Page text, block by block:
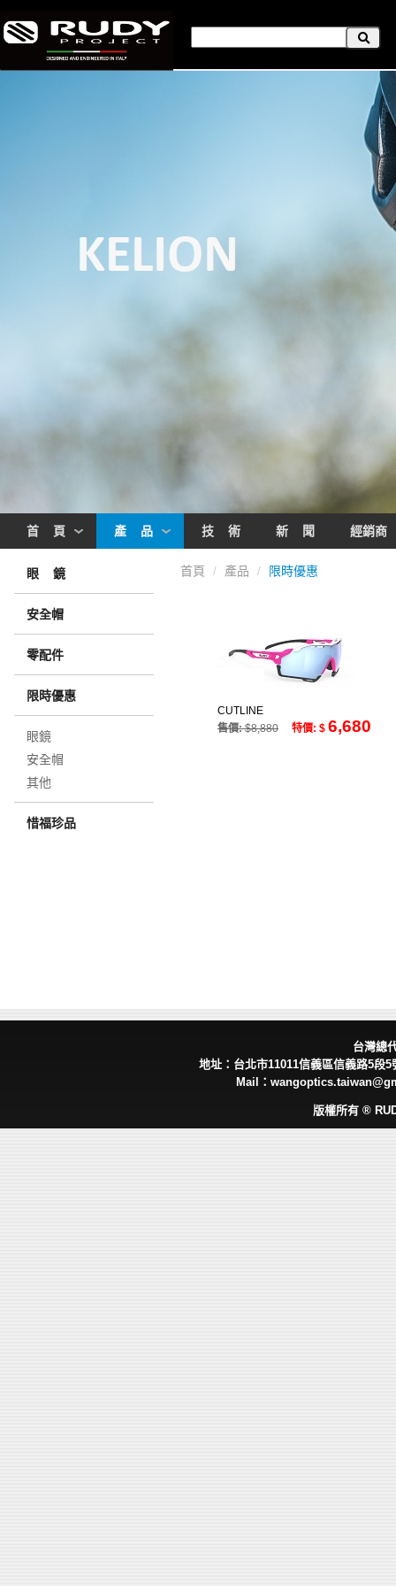
首 頁 產 品 技 術 新 聞 經銷商
眼 鏡
安全帽
零配件
限時優惠
眼鏡
安全帽
其他
惜福珍品
首頁 / 產品 / 限時優惠
CUTLINE
售價:$8,880 特價: $ 6,680
台灣
地址：台北市11011信義區信義路5
Mail：
版權所有 ®